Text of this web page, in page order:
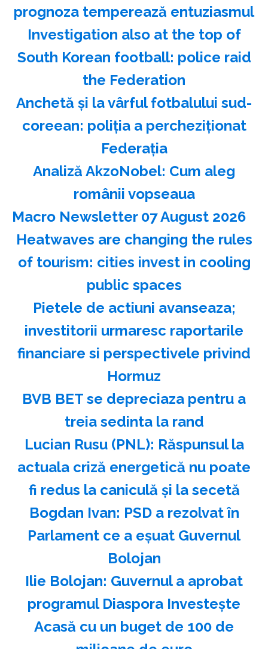
prognoza temperează entuziasmul
Investigation also at the top of
South Korean football: police raid
the Federation
Anchetă şi la vârful fotbalului sud-
coreean: poliţia a percheziţionat
Federaţia
Analiză AkzoNobel: Cum aleg
românii vopseaua
Macro Newsletter 07 August 2026
Heatwaves are changing the rules
of tourism: cities invest in cooling
public spaces
Pietele de actiuni avanseaza;
investitorii urmaresc raportarile
financiare si perspectivele privind
Hormuz
BVB BET se depreciaza pentru a
treia sedinta la rand
Lucian Rusu (PNL): Răspunsul la
actuala criză energetică nu poate
fi redus la caniculă şi la secetă
Bogdan Ivan: PSD a rezolvat în
Parlament ce a eşuat Guvernul
Bolojan
Ilie Bolojan: Guvernul a aprobat
programul Diaspora Investeşte
Acasă cu un buget de 100 de